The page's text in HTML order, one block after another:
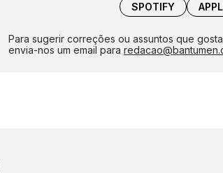
SPOTIFY
Para sugerir correções ou assuntos que
envia-nos um email para